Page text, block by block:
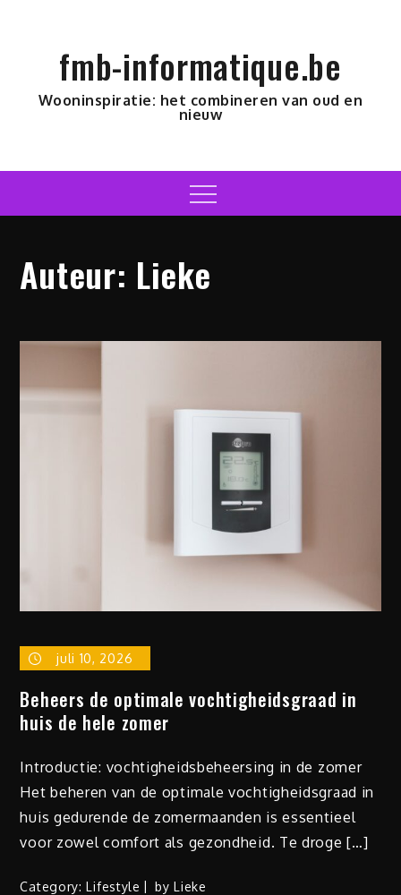
fmb-informatique.be
Wooninspiratie: het combineren van oud en
nieuw
Menu
Auteur: Lieke
juli 10, 2026
Beheers de optimale vochtigheidsgraad in
huis de hele zomer
Introductie: vochtigheidsbeheersing in de zomer
Het beheren van de optimale vochtigheidsgraad in
huis gedurende de zomermaanden is essentieel
voor zowel comfort als gezondheid. Te droge […]
Category:Lifestyle byLieke